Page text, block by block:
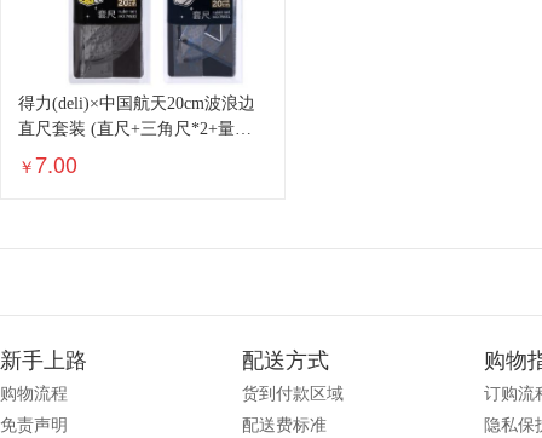
得力(deli)×中国航天20cm波浪边
直尺套装 (直尺+三角尺*2+量角
器)考试绘图文具套装 颜色随机
￥7.00
新手上路
购物流程
免责声明
配送方式
货到付款区域
配送费标准
购物
订购流
隐私保